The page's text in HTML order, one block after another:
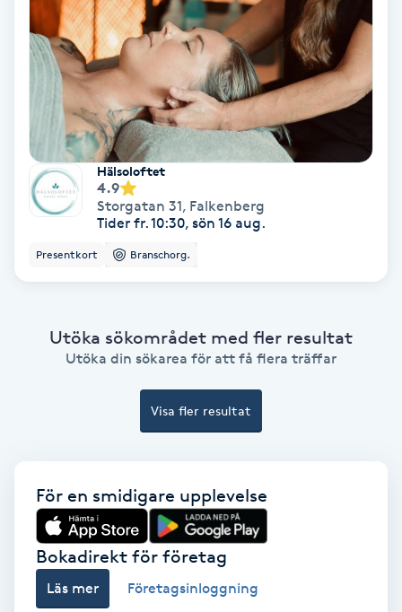
Ansiktsbehandling djuprengörande
Babylights
Balayage
Bambumassage
Brynformning
Brynfärgning
Brynplockning
Hälsoloftet
4.9
Storgatan 31, Falkenberg
Tider fr. 10:30, sön 16 aug.
Presentkort Branschorg.
Utöka sökområdet med fler resultat
Utöka din sökarea för att få flera träffar
Visa fler resultat
För en smidigare upplevelse
Bokadirekt för företag
Läs mer Företagsinloggning